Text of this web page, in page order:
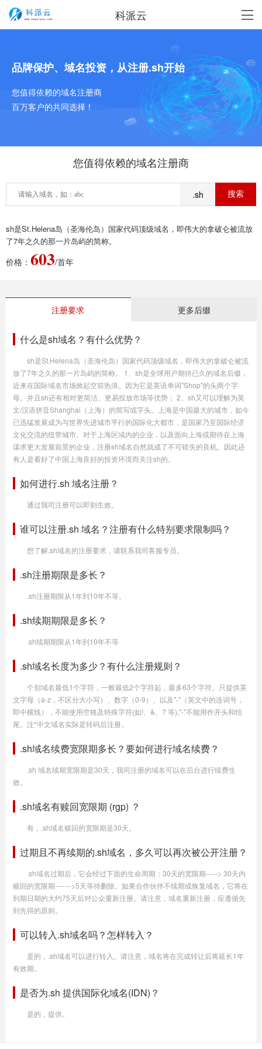
科派云
品牌保护、域名投资，从注册.sh开始
您值得依赖的域名注册商
百万客户的共同选择！
您值得依赖的域名注册商
.sh
sh是St.Helena岛（圣海伦岛）国家代码顶级域名，即伟大的拿破仑被流放
了7年之久的那一片岛屿的简称。
价格： 603/首年
注册要求 更多后缀
什么是sh域名？有什么优势？
sh是St.Helena岛（圣海伦岛）国家代码顶级域名，即伟大的拿破仑被流
放了7年之久的那一片岛屿的简称。 1、sh是全球用户期待已久的域名后缀，
近来在国际域名市场掀起空前热浪。因为它是英语单词"Shop"的头两个字
母。并且sh还有相对更简洁、更易投放市场等优势； 2、sh又可以理解为英
文/汉语拼音Shanghai（上海）的简写或字头。上海是中国最大的城市，如今
已迅猛发展成为与世界先进城市平行的国际化大都市，是国家乃至国际经济
文化交流的纽带城市。对于上海区域内的企业，以及面向上海或期待在上海
谋求更大发展前景的企业，注册sh域名自然就成了不可错失的良机。因此还
有人是看好了中国上海良好的投资环境而关注sh的。
如何进行.sh 域名注册？
通过我司注册可以即刻生效。
谁可以注册.sh 域名？注册有什么特别要求限制吗？
想了解.sh域名的注册要求，请联系我司客服专员。
.sh注册期限是多长？
.sh注册期限从1年到10年不等。
.sh续期期限是多长？
.sh续期期限从1年到10年不等
.sh域名长度为多少？有什么注册规则？
个别域名最低1个字符，一般最低2个字符起，最多63个字符。只提供英
文字母（a-z，不区分大小写）、数字（0-9）、以及"-"（英文中的连词号，
即中横线），不能使用空格及特殊字符(如!、&、? 等),"-"不能用作开头和结
尾。注*中文域名实际是转码后注册。
.sh域名续费宽限期多长？要如何进行域名续费？
.sh 域名续期宽限期是30天，我司注册的域名可以在后台进行续费生
效。
.sh域名有赎回宽限期 (rgp) ？
有，.sh域名赎回的宽限期是30天。
过期且不再续期的.sh域名，多久可以再次被公开注册？
.sh域名过期后，它会经过下面的生命周期：30天的宽限期-----> 30天内
赎回的宽限期------->5天等待删除。如果合作伙伴不续期或恢复域名，它将在
到期日期的大约75天后对公众重新注册。请注意，域名重新注册，应遵循先
到先得的原则。
可以转入.sh域名吗？怎样转入？
是的，.sh域名可以进行转入。请注意，域名将在完成转让后将延长1年
有效期。
是否为.sh 提供国际化域名(IDN)？
是的，提供。